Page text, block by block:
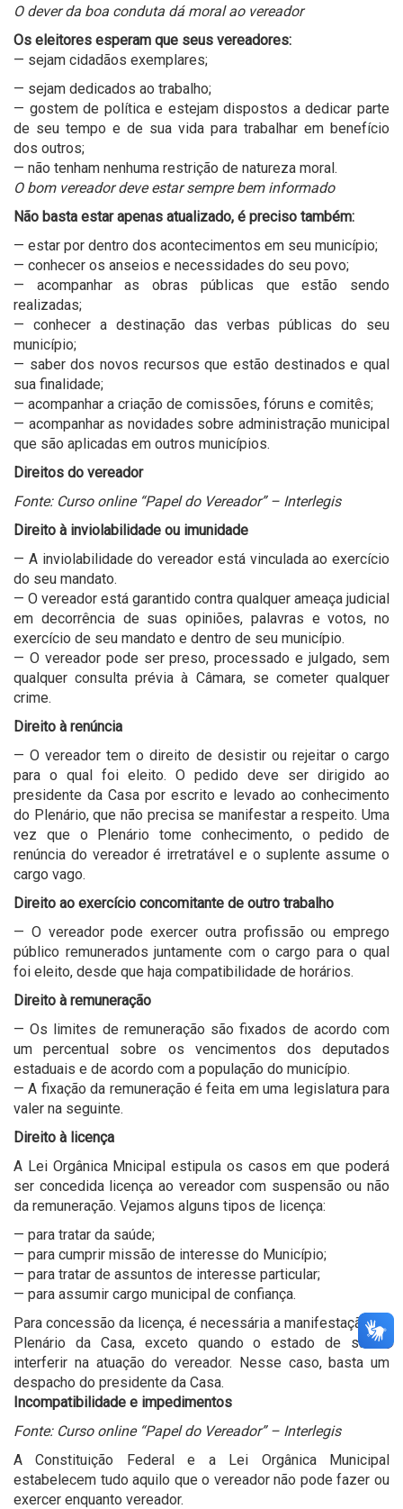
O dever da boa conduta dá moral ao vereador
Os eleitores esperam que seus vereadores:
— sejam cidadãos exemplares;
— sejam dedicados ao trabalho;
— gostem de política e estejam dispostos a dedicar parte
de seu tempo e de sua vida para trabalhar em benefício
dos outros;
— não tenham nenhuma restrição de natureza moral.
O bom vereador deve estar sempre bem informado
Não basta estar apenas atualizado, é preciso também:
— estar por dentro dos acontecimentos em seu município;
— conhecer os anseios e necessidades do seu povo;
— acompanhar as obras públicas que estão sendo
realizadas;
— conhecer a destinação das verbas públicas do seu
município;
— saber dos novos recursos que estão destinados e qual
sua finalidade;
— acompanhar a criação de comissões, fóruns e comitês;
— acompanhar as novidades sobre administração municipal
que são aplicadas em outros municípios.
Direitos do vereador
Fonte: Curso online “Papel do Vereador” – Interlegis
Direito à inviolabilidade ou imunidade
— A inviolabilidade do vereador está vinculada ao exercício
do seu mandato.
— O vereador está garantido contra qualquer ameaça judicial
em decorrência de suas opiniões, palavras e votos, no
exercício de seu mandato e dentro de seu município.
— O vereador pode ser preso, processado e julgado, sem
qualquer consulta prévia à Câmara, se cometer qualquer
crime.
Direito à renúncia
— O vereador tem o direito de desistir ou rejeitar o cargo
para o qual foi eleito. O pedido deve ser dirigido ao
presidente da Casa por escrito e levado ao conhecimento
do Plenário, que não precisa se manifestar a respeito. Uma
vez que o Plenário tome conhecimento, o pedido de
renúncia do vereador é irretratável e o suplente assume o
cargo vago.
Direito ao exercício concomitante de outro trabalho
— O vereador pode exercer outra profissão ou emprego
público remunerados juntamente com o cargo para o qual
foi eleito, desde que haja compatibilidade de horários.
Direito à remuneração
— Os limites de remuneração são fixados de acordo com
um percentual sobre os vencimentos dos deputados
estaduais e de acordo com a população do município.
— A fixação da remuneração é feita em uma legislatura para
valer na seguinte.
Direito à licença
A Lei Orgânica Mnicipal estipula os casos em que poderá
ser concedida licença ao vereador com suspensão ou não
da remuneração. Vejamos alguns tipos de licença:
— para tratar da saúde;
— para cumprir missão de interesse do Município;
— para tratar de assuntos de interesse particular;
— para assumir cargo municipal de confiança.
Para concessão da licença, é necessária a manifestação do
Plenário da Casa, exceto quando o estado de saúde
interferir na atuação do vereador. Nesse caso, basta um
despacho do presidente da Casa.
Incompatibilidade e impedimentos
Fonte: Curso online “Papel do Vereador” – Interlegis
A Constituição Federal e a Lei Orgânica Municipal
estabelecem tudo aquilo que o vereador não pode fazer ou
exercer enquanto vereador.